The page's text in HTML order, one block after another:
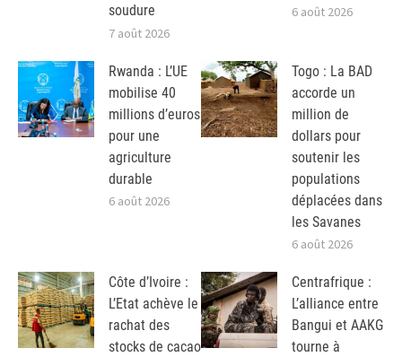
soudure
7 août 2026
6 août 2026
Rwanda : L’UE
mobilise 40
millions d’euros
pour une
agriculture
durable
6 août 2026
Togo : La BAD
accorde un
million de
dollars pour
soutenir les
populations
déplacées dans
les Savanes
6 août 2026
Côte d’Ivoire :
L’Etat achève le
rachat des
stocks de cacao
Centrafrique :
L’alliance entre
Bangui et AAKG
tourne à